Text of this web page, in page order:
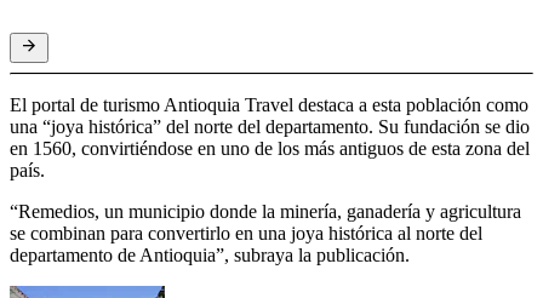
El portal de turismo Antioquia Travel destaca a esta población como
una “joya histórica” del norte del departamento. Su fundación se dio
en 1560, convirtiéndose en uno de los más antiguos de esta zona del
país.
“Remedios, un municipio donde la minería, ganadería y agricultura
se combinan para convertirlo en una joya histórica al norte del
departamento de Antioquia”, subraya la publicación.